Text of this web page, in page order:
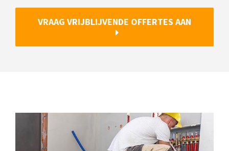
VRAAG VRIJBLIJVENDE OFFERTES AAN